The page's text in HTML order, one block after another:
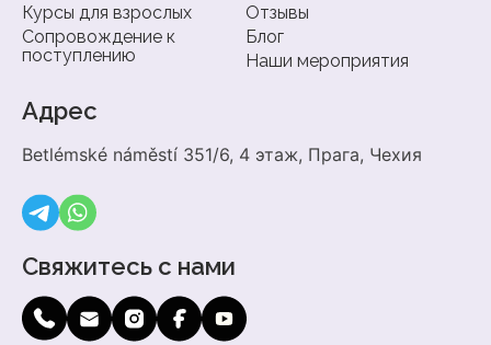
Курсы для взрослых
Сопровождение к
поступлению
Отзывы
Блог
Наши мероприятия
Адрес
Betlémské náměstí 351/6, 4 этаж, Прага, Чехия
Свяжитесь с нами